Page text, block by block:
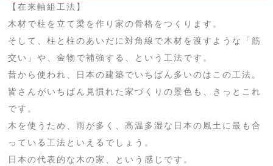
【在来軸組工法】
木材で柱を立て梁を作り家の骨格をつくります。
そして、柱と柱のあいだに対角線で木材を渡すような「筋
交い」や、金物で補強する、という工法です。
昔から使われ、日本の建築でいちばん多いのはこの工法。
皆さんがいちばん見慣れた家づくりの景色も、きっとこれ
です。
木を使うため、雨が多く、高温多湿な日本の風土に最も合
っている工法といえるでしょう。
日本の代表的な木の家、という感じです。